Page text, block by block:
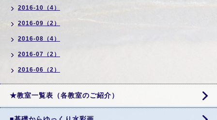
2016-10（4）
2016-09（2）
2016-08（4）
2016-07（2）
2016-06（2）
★教室一覧表（各教室のご紹介）